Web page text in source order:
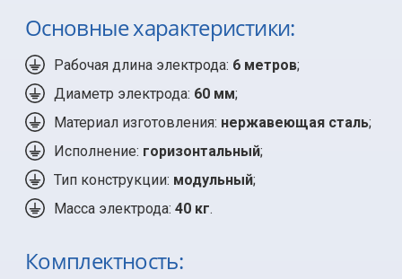
Основные характеристики:
Рабочая длина электрода: 6 метров;
Диаметр электрода: 60 мм;
Материал изготовления: нержавеющая сталь;
Исполнение: горизонтальный;
Тип конструкции: модульный;
Масса электрода: 40 кг.
Комплектность: